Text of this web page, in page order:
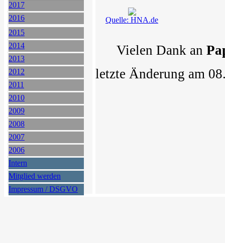
2017
2016
2015
2014
2013
2012
2011
2010
2009
2008
2007
2006
Intern
Mitglied werden
Impressum / DSGVO
Quelle: HNA.de
Vielen Dank an
letzte Änderung am